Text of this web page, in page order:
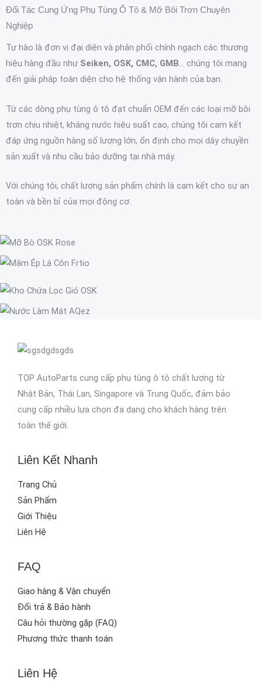
Đối Tác Cung Ứng Phụ Tùng Ô Tô & Mỡ Bôi Trơn Chuyên
Nghiệp
Tự hào là đơn vị đại diện và phân phối chính ngạch các thương
hiệu hàng đầu như Seiken, OSK, CMC, GMB… chúng tôi mang
đến giải pháp toàn diện cho hệ thống vận hành của bạn.
Từ các dòng phụ tùng ô tô đạt chuẩn OEM đến các loại mỡ bôi
trơn chịu nhiệt, kháng nước hiệu suất cao, chúng tôi cam kết
đáp ứng nguồn hàng số lượng lớn, ổn định cho mọi dây chuyền
sản xuất và nhu cầu bảo dưỡng tại nhà máy.
Với chúng tôi, chất lượng sản phẩm chính là cam kết cho sự an
toàn và bền bỉ của mọi động cơ.
TOP AutoParts cung cấp phụ tùng ô tô chất lượng từ
Nhật Bản, Thái Lan, Singapore và Trung Quốc, đảm bảo
cung cấp nhiều lựa chọn đa dạng cho khách hàng trên
toàn thế giới.
Liên Kết Nhanh
Trang Chủ
Sản Phẩm
Giới Thiệu
Liên Hệ
FAQ
Giao hàng & Vận chuyển
Đổi trả & Bảo hành
Câu hỏi thường gặp (FAQ)
Phương thức thanh toán
Liên Hệ